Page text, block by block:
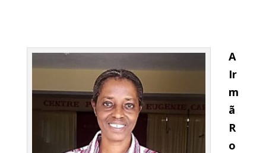
A
Ir
m
ã
R
o